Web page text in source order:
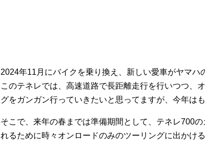
2024年11月にバイクを乗り換え、新しい愛車がヤマハ
このテネレでは、高速道路で長距離走行を行いつつ、
グをガンガン行っていきたいと思ってますが、今年は
そこで、来年の春までは準備期間として、テネレ700
れるために時々オンロードのみのツーリングに出かけ